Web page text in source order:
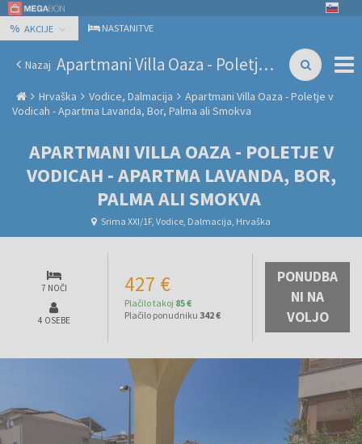
% AKCIJE NASTANITVE
Nazaj Apartmani Villa Oaza - Poletje v Vodicah - Apartma Lavanda, Bor, Palma ali Smokva
Hrvaška Vodice, Dalmacija
Apartmani Villa Oaza - Poletje v
Vodicah - Apartma Lavanda, Bor, Palma ali Smokva
APARTMANI VILLA OAZA - POLETJE V
VODICAH - APARTMA LAVANDA, BOR,
PALMA ALI SMOKVA
Srima XXI/1F, Vodice, Dalmacija, Hrvaška
7 NOČI
4 OSEBE
427 €
Plačilo takoj 85 €
Plačilo ponudniku 342 €
PONUDBA
NI NA
VOLJO